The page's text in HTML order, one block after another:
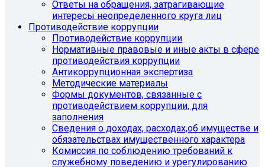
Ответы на обращения, затрагивающие
интересы неопределенного круга лиц
Противодействие коррупции
Противодействие коррупции
Нормативные правовые и иные акты в сфере
противодействия коррупции
Антикоррупционная экспертиза
Методические материалы
Формы документов, связанные с
противодействием коррупции, для
заполнения
Сведения о доходах, расходах,об имуществе и
обязательствах имущественного характера
Комиссия по соблюдению требований к
служебному поведению и урегулированию